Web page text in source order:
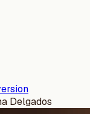
Delgados